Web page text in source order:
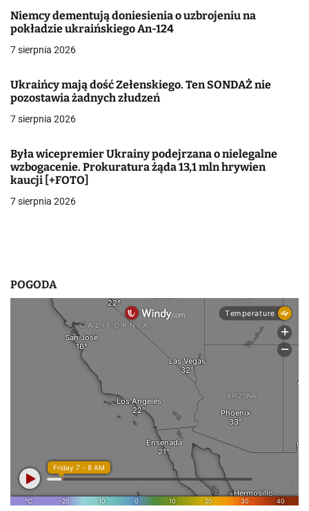
a
c
a
w
i
s
Niemcy dementują doniesienia o uzbrojeniu na
pokładzie ukraińskiego An-124
7 sierpnia 2026
Ukraińcy mają dość Zełenskiego. Ten SONDAŻ nie
pozostawia żadnych złudzeń
7 sierpnia 2026
Była wicepremier Ukrainy podejrzana o nielegalne
wzbogacenie. Prokuratura żąda 13,1 mln hrywien
kaucji [+FOTO]
7 sierpnia 2026
POGODA